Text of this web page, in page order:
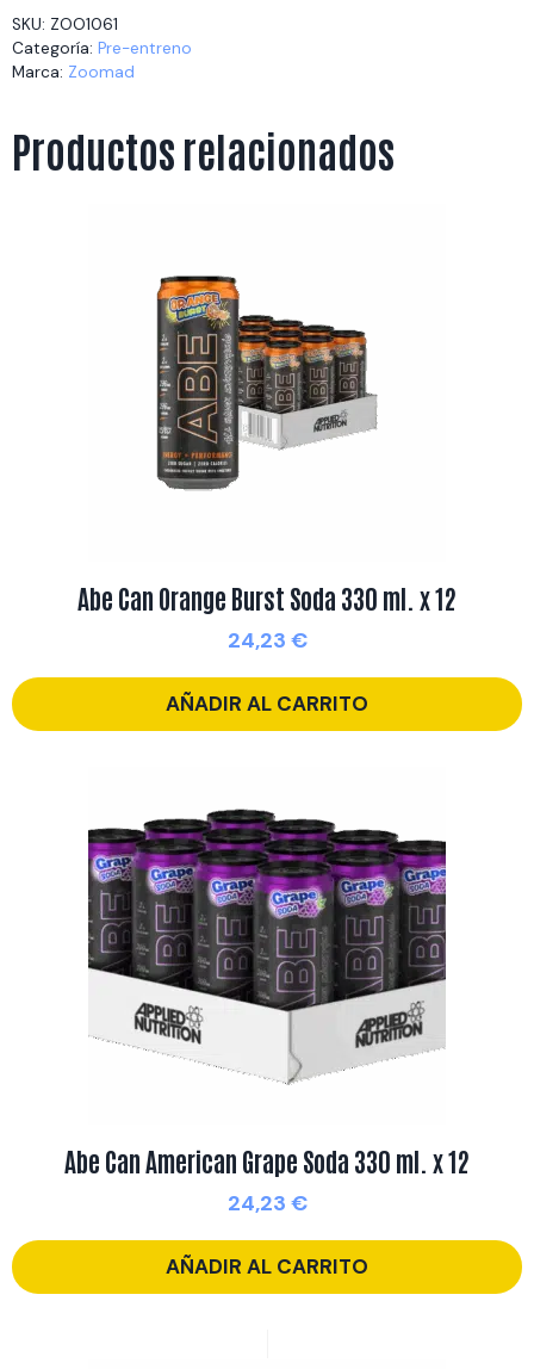
SKU: ZOO1061
Categoría: Pre-entreno
Marca: Zoomad
Productos relacionados
Abe Can Orange Burst Soda 330 ml. x 12
24,23 €
AÑADIR AL CARRITO
Abe Can American Grape Soda 330 ml. x 12
24,23 €
AÑADIR AL CARRITO